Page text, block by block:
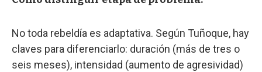
No toda rebeldía es adaptativa. Según Tuñoque, hay
claves para diferenciarlo: duración (más de tres o
seis meses), intensidad (aumento de agresividad)